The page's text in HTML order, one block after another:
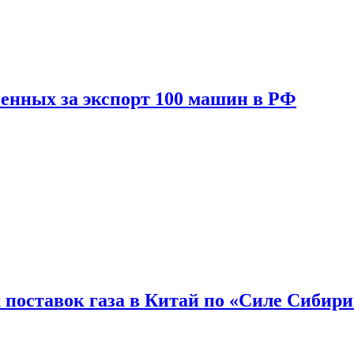
за экспорт 100 машин в РФ
газа в Китай по «Силе